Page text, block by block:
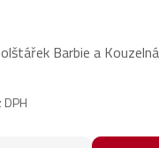
Barbie a